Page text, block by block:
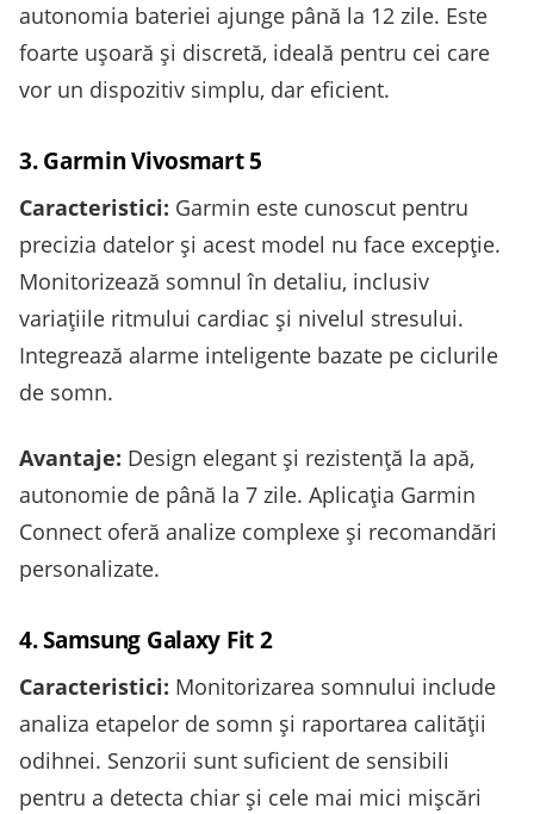
autonomia bateriei ajunge până la 12 zile. Este
foarte ușoară și discretă, ideală pentru cei care
vor un dispozitiv simplu, dar eficient.
3. Garmin Vivosmart 5
Caracteristici: Garmin este cunoscut pentru
precizia datelor și acest model nu face excepție.
Monitorizează somnul în detaliu, inclusiv
variațiile ritmului cardiac și nivelul stresului.
Integrează alarme inteligente bazate pe ciclurile
de somn.
Avantaje: Design elegant și rezistență la apă,
autonomie de până la 7 zile. Aplicația Garmin
Connect oferă analize complexe și recomandări
personalizate.
4. Samsung Galaxy Fit 2
Caracteristici: Monitorizarea somnului include
analiza etapelor de somn și raportarea calității
odihnei. Senzorii sunt suficient de sensibili
pentru a detecta chiar și cele mai mici mișcări